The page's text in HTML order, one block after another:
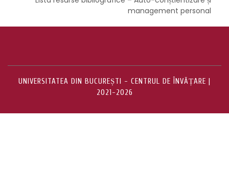
management personal
UNIVERSITATEA DIN BUCUREȘTI - CENTRUL DE ÎNVĂȚARE |
2021-2026